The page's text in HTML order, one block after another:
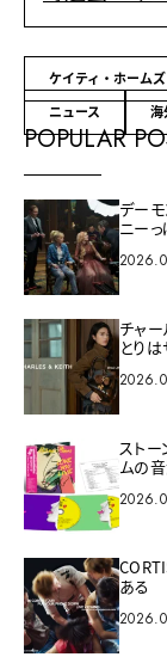
ケイティ・ホームズ
ニュース
海
POPULAR
デーモ
ニーっ
チャ
とり
スト
ムの
ある